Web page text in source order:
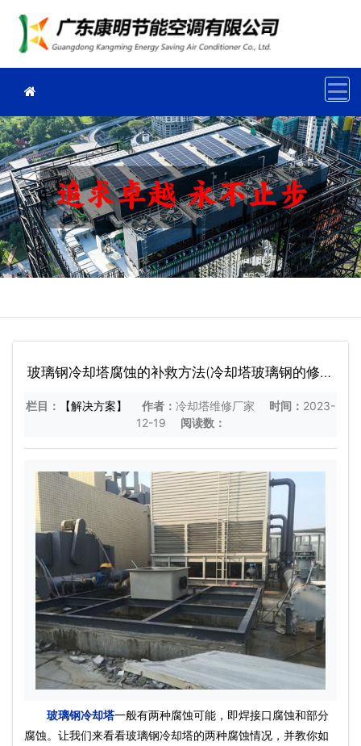
玻璃钢冷却塔腐蚀的补救方法(冷却塔玻璃钢的修补
栏目： 【解决方案】 作者： 冷却塔维修厂家 时间： 2023-
12-19
阅读数：
玻璃钢冷却塔一般有两种腐蚀可能，即焊接口腐蚀和部分
腐蚀。让我们来看看玻璃钢冷却塔的两种腐蚀情况，并教你如